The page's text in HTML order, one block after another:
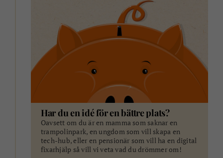
Har du en idé för en bättre plats?
Oavsett om du är en mamma som saknar en
trampolinpark, en ungdom som vill skapa en
tech-hub, eller en pensionär som vill ha en digital
fixarhjälp så vill vi veta vad du drömmer om!